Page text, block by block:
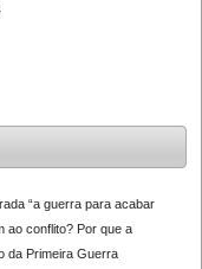
“a guerra para acabar
ao conflito? Por que a
da Primeira Guerra